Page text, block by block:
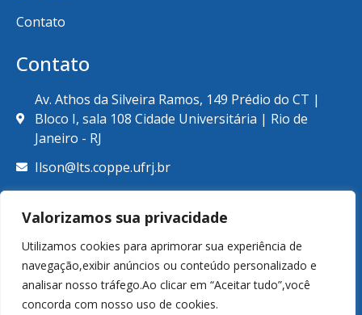
Valorizamos sua privacidade
Utilizamos cookies para aprimorar sua experiência de
navegação,exibir anúncios ou conteúdo personalizado e
analisar nosso tráfego.Ao clicar em “Aceitar tudo”,você
concorda com nosso uso de cookies.
Contato
Contato
Av. Athos da Silveira Ramos, 149 Prédio do CT |
Bloco I, sala 108 Cidade Universitária | Rio de
Janeiro - RJ
Ilson@lts.coppe.ufrj.br
+55 (21) 39387789
© Copyright 2026. Laboratório de Tecnologia Submarina.
Todos os direitos reservados.